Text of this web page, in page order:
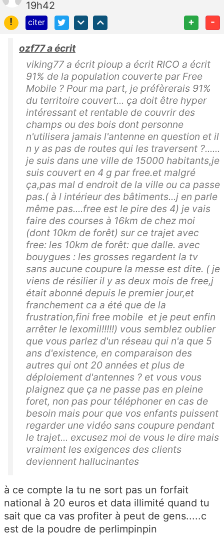
19h42
!
citer + -
ozf77 a écrit
viking77 a écrit pioup a écrit RICO a écrit
91% de la population couverte par Free
Mobile ? Pour ma part, je préfèrerais 91%
du territoire couvert... ça doit être hyper
intéressant et rentable de couvrir des
champs ou des bois dont personne
n'utilisera jamais l'antenne en question et il
n y as pas de routes qui les traversent ?......
je suis dans une ville de 15000 habitants,je
suis couvert en 4 g par free.et malgré
ça,pas mal d endroit de la ville ou ca passe
pas.( à l intérieur des bâtiments...j en parle
même pas....free est le pire des 4) je vais
faire des courses à 16km de chez moi
(dont 10km de forêt) sur ce trajet avec
free: les 10km de forêt: que dalle. avec
bouygues : les grosses regardent la tv
sans aucune coupure la messe est dite. ( je
viens de résilier il y as deux mois de free,j
était abonné depuis le premier jour,et
franchement ca a été que de la
frustration,fini free mobile et je peut enfin
arrêter le lexomil!!!!!) vous semblez oublier
que vous parlez d'un réseau qui n'a que 5
ans d'existence, en comparaison des
autres qui ont 20 années et plus de
déploiement d'antennes ? et vous vous
plaignez que ça ne passe pas en pleine
foret, non pas pour téléphoner en cas de
besoin mais pour que vos enfants puissent
regarder une vidéo sans coupure pendant
le trajet... excusez moi de vous le dire mais
vraiment les exigences des clients
deviennent hallucinantes
à ce compte la tu ne sort pas un forfait
national à 20 euros et data illimité quand tu
sait que ca vas profiter à peut de gens.....c
est de la poudre de perlimpinpin